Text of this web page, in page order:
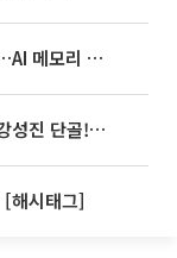
SK하이닉스, 용인·청주에 54조 투자…AI 메모리 생산기지 키운다
'2TV 생생정보' 오늘방송맛집- 배우 강성진 단골! 쌀국수ㆍ푸팟퐁 커리 맛집 '블○○○'
해시태그]